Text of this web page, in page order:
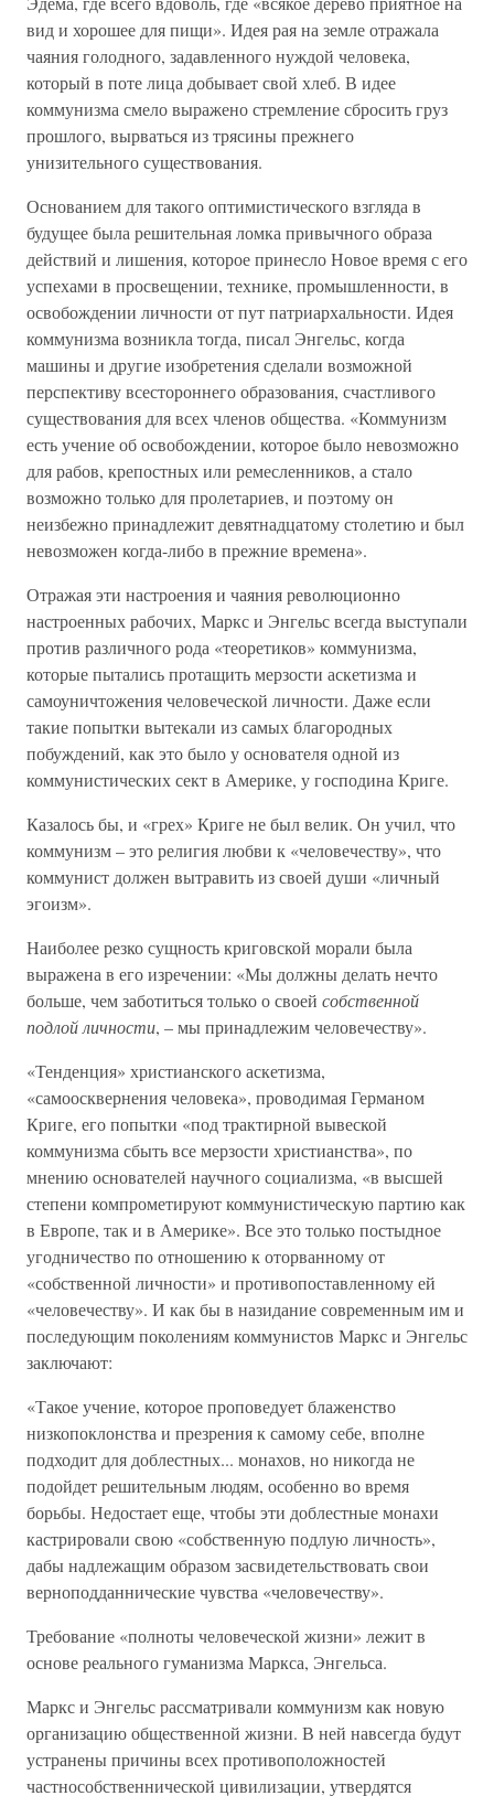
вид и хорошее для пищи». Идея рая на земле отражала
чаяния голодного, задавленного нуждой человека,
который в поте лица добывает свой хлеб. В идее
коммунизма смело выражено стремление сбросить груз
прошлого, вырваться из трясины прежнего
унизительного существования.
Основанием для такого оптимистического взгляда в
будущее была решительная ломка привычного образа
действий и лишения, которое принесло Новое время с его
успехами в просвещении, технике, промышленности, в
освобождении личности от пут патриархальности. Идея
коммунизма возникла тогда, писал Энгельс, когда
машины и другие изобретения сделали возможной
перспективу всестороннего образования, счастливого
существования для всех членов общества. «Коммунизм
есть учение об освобождении, которое было невозможно
для рабов, крепостных или ремесленников, а стало
возможно только для пролетариев, и поэтому он
неизбежно принадлежит девятнадцатому столетию и был
невозможен когда-либо в прежние времена».
Отражая эти настроения и чаяния революционно
настроенных рабочих, Маркс и Энгельс всегда выступали
против различного рода «теоретиков» коммунизма,
которые пытались протащить мерзости аскетизма и
самоуничтожения человеческой личности. Даже если
такие попытки вытекали из самых благородных
побуждений, как это было у основателя одной из
коммунистических сект в Америке, у господина Криге.
Казалось бы, и «грех» Криге не был велик. Он учил, что
коммунизм – это религия любви к «человечеству», что
коммунист должен вытравить из своей души «личный
эгоизм».
Наиболее резко сущность криговской морали была
выражена в его изречении: «Мы должны делать нечто
больше, чем заботиться только о своей собственной
подлой личности, – мы принадлежим человечеству».
«Тенденция» христианского аскетизма,
«самоосквернения человека», проводимая Германом
Криге, его попытки «под трактирной вывеской
коммунизма сбыть все мерзости христианства», по
мнению основателей научного социализма, «в высшей
степени компрометируют коммунистическую партию как
в Европе, так и в Америке». Все это только постыдное
угодничество по отношению к оторванному от
«собственной личности» и противопоставленному ей
«человечеству». И как бы в назидание современным им и
последующим поколениям коммунистов Маркс и Энгельс
заключают:
«Такое учение, которое проповедует блаженство
низкопоклонства и презрения к самому себе, вполне
подходит для доблестных... монахов, но никогда не
подойдет решительным людям, особенно во время
борьбы. Недостает еще, чтобы эти доблестные монахи
кастрировали свою «собственную подлую личность»,
дабы надлежащим образом засвидетельствовать свои
верноподданнические чувства «человечеству».
Требование «полноты человеческой жизни» лежит в
основе реального гуманизма Маркса, Энгельса.
Маркс и Энгельс рассматривали коммунизм как новую
организацию общественной жизни. В ней навсегда будут
устранены причины всех противоположностей
частнособственнической цивилизации, утвердятся